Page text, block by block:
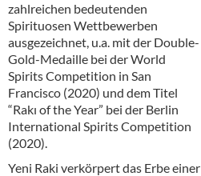
Hygieneartikel & Desinfektion
zahlreichen bedeutenden
Spirituosen Wettbewerben
ausgezeichnet, u.a. mit der Double-
Gold-Medaille bei der World
Spirits Competition in San
Francisco (2020) und dem Titel
“Rakı of the Year” bei der Berlin
International Spirits Competition
(2020).
Yeni Raki verkörpert das Erbe einer